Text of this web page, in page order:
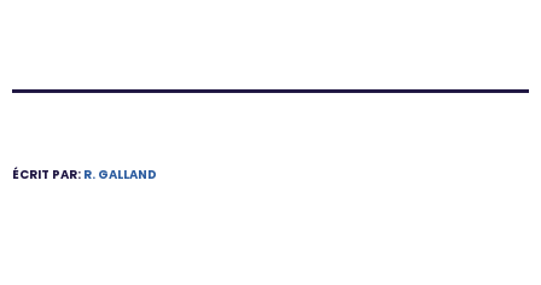
ÉCRIT PAR: R. GALLAND